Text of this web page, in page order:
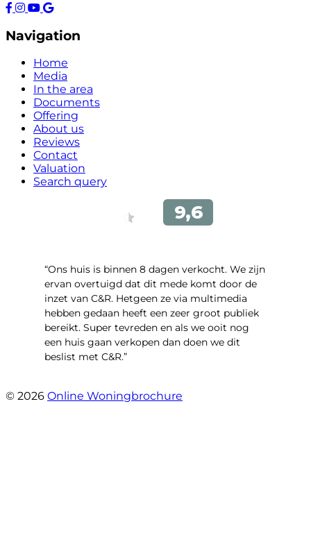
Navigation
Home
Media
In the area
Documents
Offering
About us
Reviews
Contact
Valuation
Search query
“Ons huis is binnen 8 dagen verkocht. We zijn
ervan overtuigd dat dit mede komt door de
inzet van C&R. Hetgeen ze via multimedia
hebben gedaan heeft een zeer groot publiek
bereikt. Super tevreden en als we ooit nog
een huis gaan verkopen dan doen we dit
beslist met C&R.”
© 2026 Online Woningbrochure